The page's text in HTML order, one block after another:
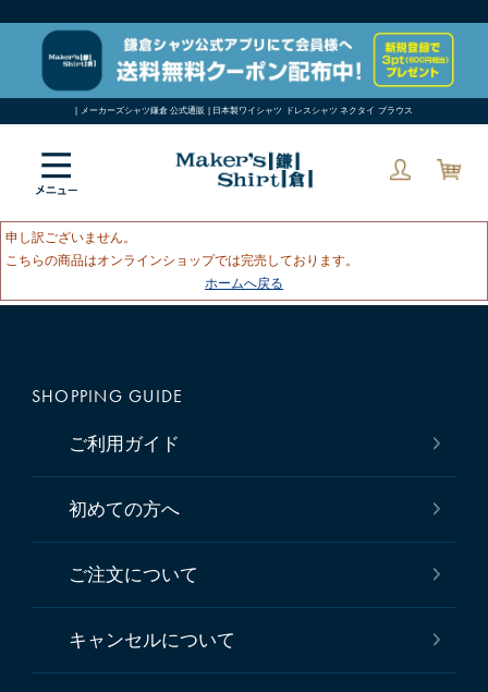
| メーカーズシャツ鎌倉 公式通販 | 日本製ワイシャツ ドレスシャツ ネクタイ ブラウス
申し訳ございません。
こちらの商品はオンラインショップでは完売しております。
ホームへ戻る
SHOPPING GUIDE
ご利用ガイド
初めての方へ
ご注文について
キャンセルについて